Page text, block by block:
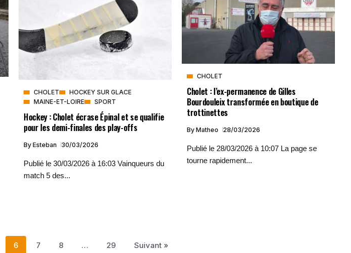
CHOLET
HOCKEY SUR GLACE
MAINE-ET-LOIRE
SPORT
Hockey : Cholet écrase Épinal et se qualifie
pour les demi-finales des play-offs
By Esteban 30/03/2026
Publié le 30/03/2026 à 16:03 Vainqueurs du
match 5 des...
CHOLET
Cholet : l’ex-permanence de Gilles
Bourdouleix transformée en boutique de
trottinettes
By Matheo 28/03/2026
Publié le 28/03/2026 à 10:07 La page se
tourne rapidement...
6 7 8 … 29 Suivant »